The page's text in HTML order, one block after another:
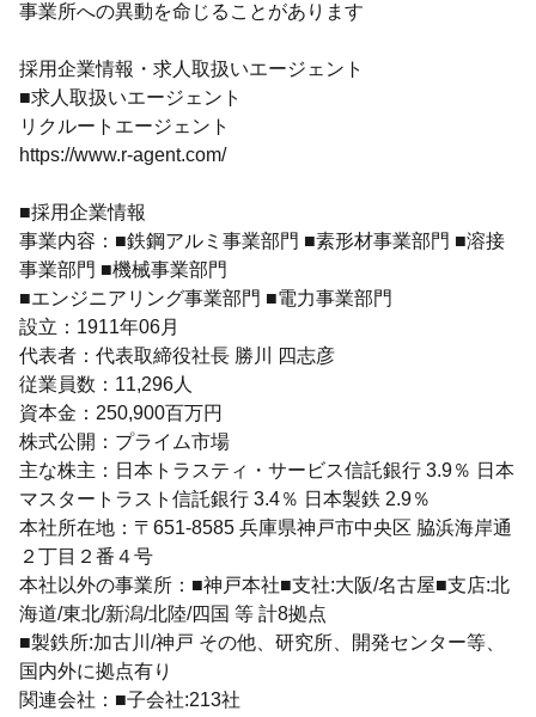
事業所への異動を命じることがあります
採用企業情報・求人取扱いエージェント
■求人取扱いエージェント
リクルートエージェント
https://www.r-agent.com/
■採用企業情報
事業内容：■鉄鋼アルミ事業部門 ■素形材事業部門 ■溶接
事業部門 ■機械事業部門
■エンジニアリング事業部門 ■電力事業部門
設立：1911年06月
代表者：代表取締役社長 勝川 四志彦
従業員数：11,296人
資本金：250,900百万円
株式公開：プライム市場
主な株主：日本トラスティ・サービス信託銀行 3.9％ 日本
マスタートラスト信託銀行 3.4％ 日本製鉄 2.9％
本社所在地：〒651-8585 兵庫県神戸市中央区 脇浜海岸通
２丁目２番４号
本社以外の事業所：■神戸本社■支社:大阪/名古屋■支店:北
海道/東北/新潟/北陸/四国 等 計8拠点
■製鉄所:加古川/神戸 その他、研究所、開発センター等、
国内外に拠点有り
関連会社：■子会社:213社